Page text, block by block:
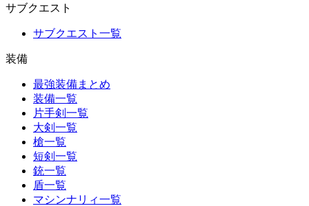
サブクエスト
サブクエスト一覧
装備
最強装備まとめ
装備一覧
片手剣一覧
大剣一覧
槍一覧
短剣一覧
銃一覧
盾一覧
マシンナリィ一覧